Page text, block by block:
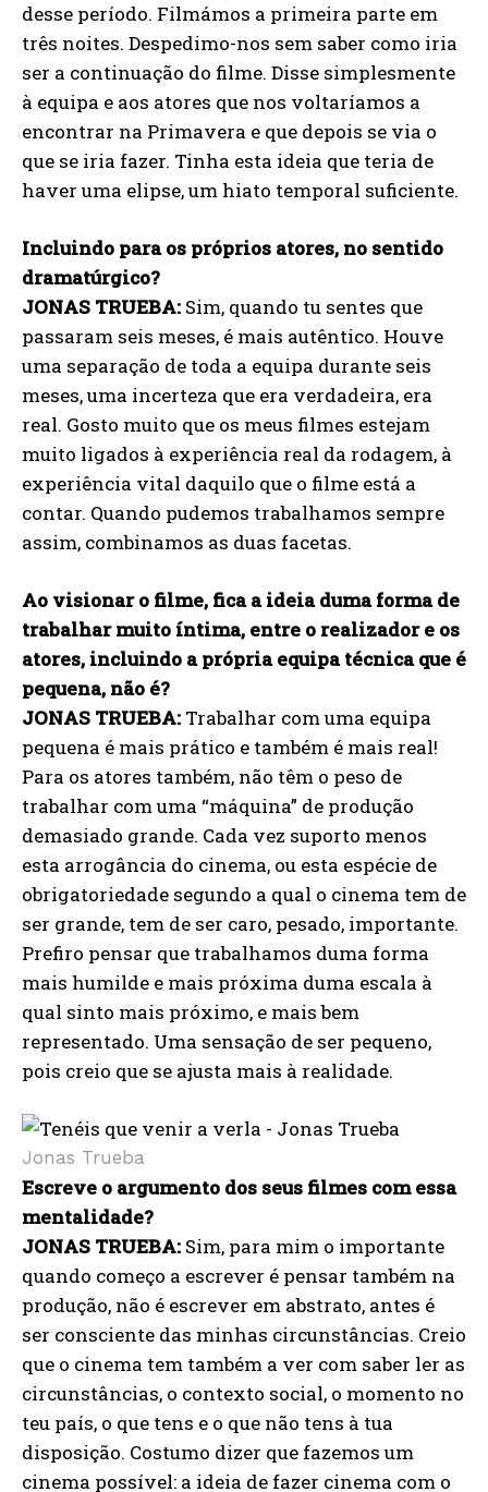
desse período. Filmámos a primeira parte em
três noites. Despedimo-nos sem saber como iria
ser a continuação do filme. Disse simplesmente
à equipa e aos atores que nos voltaríamos a
encontrar na Primavera e que depois se via o
que se iria fazer. Tinha esta ideia que teria de
haver uma elipse, um hiato temporal suficiente.
Incluindo para os próprios atores, no sentido
dramatúrgico?
JONAS TRUEBA: Sim, quando tu sentes que
passaram seis meses, é mais autêntico. Houve
uma separação de toda a equipa durante seis
meses, uma incerteza que era verdadeira, era
real. Gosto muito que os meus filmes estejam
muito ligados à experiência real da rodagem, à
experiência vital daquilo que o filme está a
contar. Quando pudemos trabalhamos sempre
assim, combinamos as duas facetas.
Ao visionar o filme, fica a ideia duma forma de
trabalhar muito íntima, entre o realizador e os
atores, incluindo a própria equipa técnica que é
pequena, não é?
JONAS TRUEBA: Trabalhar com uma equipa
pequena é mais prático e também é mais real!
Para os atores também, não têm o peso de
trabalhar com uma “máquina” de produção
demasiado grande. Cada vez suporto menos
esta arrogância do cinema, ou esta espécie de
obrigatoriedade segundo a qual o cinema tem de
ser grande, tem de ser caro, pesado, importante.
Prefiro pensar que trabalhamos duma forma
mais humilde e mais próxima duma escala à
qual sinto mais próximo, e mais bem
representado. Uma sensação de ser pequeno,
pois creio que se ajusta mais à realidade.
Jonas Trueba
Escreve o argumento dos seus filmes com essa
mentalidade?
JONAS TRUEBA: Sim, para mim o importante
quando começo a escrever é pensar também na
produção, não é escrever em abstrato, antes é
ser consciente das minhas circunstâncias. Creio
que o cinema tem também a ver com saber ler as
circunstâncias, o contexto social, o momento no
teu país, o que tens e o que não tens à tua
disposição. Costumo dizer que fazemos um
cinema possível: a ideia de fazer cinema com o